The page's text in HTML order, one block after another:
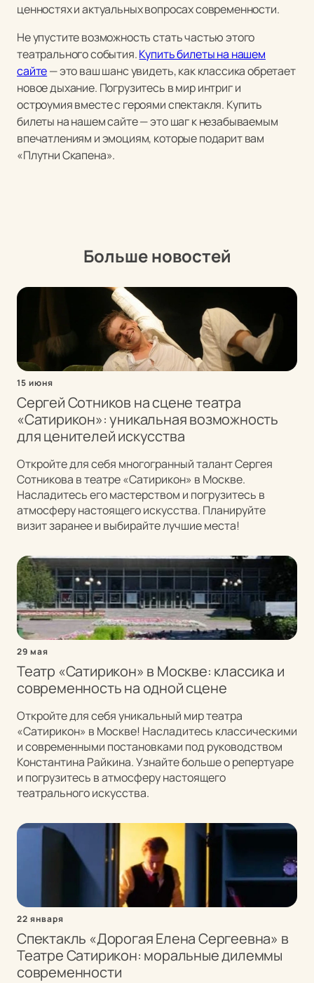
ценностях и актуальных вопросах современности.
Не упустите возможность стать частью этого
театрального события.Купить билеты на нашем
сайте— это ваш шанс увидеть, как классика обретает
новое дыхание. Погрузитесь в мир интриг и
остроумия вместе с героями спектакля. Купить
билеты на нашем сайте — это шаг к незабываемым
впечатлениям и эмоциям, которые подарит вам
«Плутни Скапена».
Больше новостей
15 июня
Сергей Сотников на сцене театра
«Сатирикон»: уникальная возможность
для ценителей искусства
Откройте для себя многогранный талант Сергея
Сотникова в театре «Сатирикон» в Москве.
Насладитесь его мастерством и погрузитесь в
атмосферу настоящего искусства. Планируйте
визит заранее и выбирайте лучшие места!
29 мая
Театр «Сатирикон» в Москве: классика и
современность на одной сцене
Откройте для себя уникальный мир театра
«Сатирикон» в Москве! Насладитесь классическими
и современными постановками под руководством
Константина Райкина. Узнайте больше о репертуаре
и погрузитесь в атмосферу настоящего
театрального искусства.
22 января
Спектакль «Дорогая Елена Сергеевна» в
Театре Сатирикон: моральные дилеммы
современности